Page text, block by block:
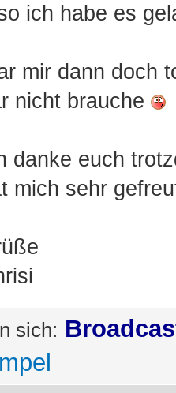
ich habe es
mir dann doch
nicht brauche
danke euch
mich sehr
sich: